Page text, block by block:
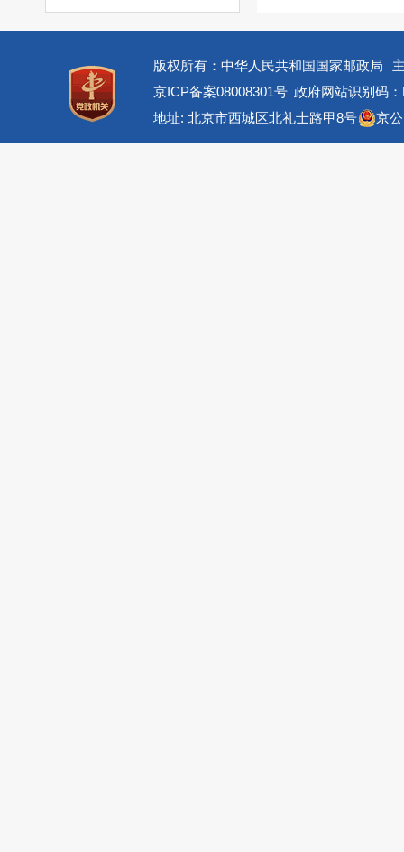
版权所有：中华人民共和国国家邮政局
京ICP备案08008301号 政府网站识别码
地址: 北京市西城区北礼士路甲8号
京